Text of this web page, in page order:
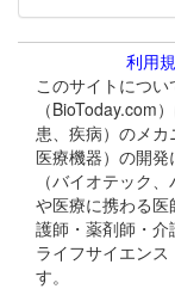
利用
このサイトにつ
（BioToday.com
患、疾病）のメカ
医療機器）の開
（バイオテック
や医療に携わる
護師・薬剤師・
ライフサイエン
す。